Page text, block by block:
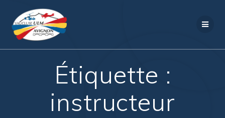
Étiquette :
instructeur